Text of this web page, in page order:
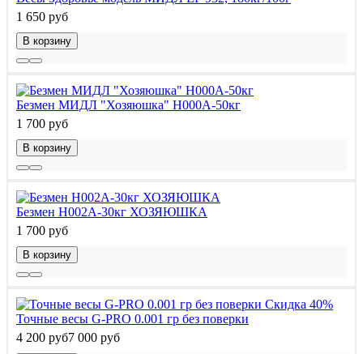
1 650 руб
В корзину
Безмен МИДЛ "Хозяюшка" H000A-50кг
1 700 руб
В корзину
Безмен Н002А-30кг ХОЗЯЮШКА
1 700 руб
В корзину
Скидка 40%
Точные весы G-PRO 0.001 гр без поверки
4 200 руб7 000 руб